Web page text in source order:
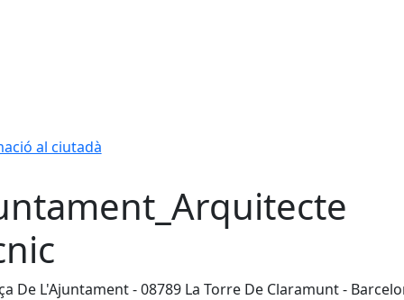
al ciutadà
De L'Ajuntament - 08789 La Torre De Claramunt -